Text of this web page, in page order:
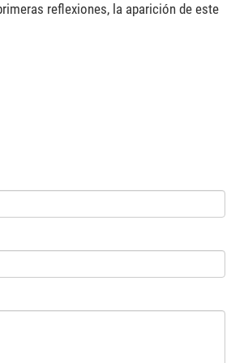
reflexiones, la aparición de este